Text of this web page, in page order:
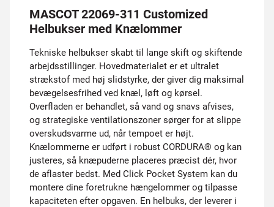
MASCOT 22069-311 Customized
Helbukser med Knælommer
Tekniske helbukser skabt til lange skift og skiftende
arbejdsstillinger. Hovedmaterialet er et ultralet
strækstof med høj slidstyrke, der giver dig maksimal
bevægelsesfrihed ved knæl, løft og kørsel.
Overfladen er behandlet, så vand og snavs afvises,
og strategiske ventilationszoner sørger for at slippe
overskudsvarme ud, når tempoet er højt.
Knælommerne er udført i robust CORDURA® og kan
justeres, så knæpuderne placeres præcist dér, hvor
de aflaster bedst. Med Click Pocket System kan du
montere dine foretrukne hængelommer og tilpasse
kapaciteten efter opgaven. En helbuks, der leverer i